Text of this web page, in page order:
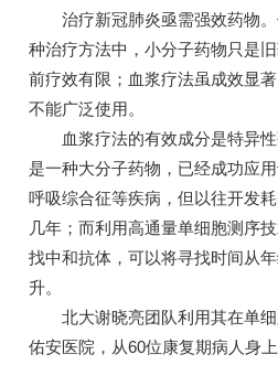
治疗新冠肺炎亟需强效药物。
种治疗方法中，小分子药物只是
前疗效有限；血浆疗法虽成效显
不能广泛使用。
血浆疗法的有效成分是特异性
是一种大分子药物，已经成功应
呼吸综合征等疾病，但以往开发
几年；而利用高通量单细胞测序
找中和抗体，可以将寻找时间从
升。
北大谢晓亮团队利用其在单细
佑安医院，从60位康复期病人身